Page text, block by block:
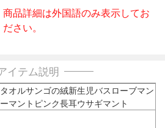
品詳細は外国語のみ表示してお
さい。
イテム説明
オルサンゴの絨新生児バスローブマン
マントピンク長耳ウサギマント